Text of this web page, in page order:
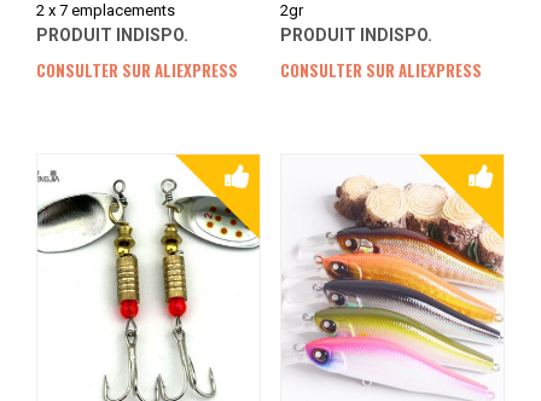
2 x 7 emplacements
PRODUIT INDISPO.
CONSULTER SUR ALIEXPRESS
2gr
PRODUIT INDISPO.
CONSULTER SUR ALIEXPRESS